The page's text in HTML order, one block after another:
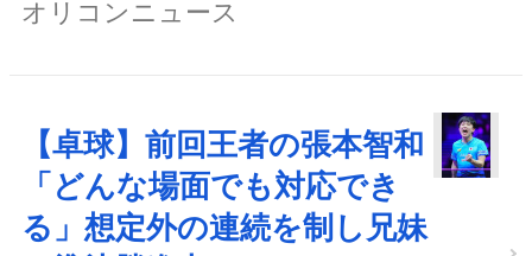
オリコンニュース
【卓球】前回王者の張本智和
「どんな場面でも対応でき
る」想定外の連続を制し兄妹